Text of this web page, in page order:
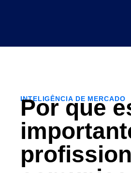
INTELIGÊNCIA DE MERCADO
Por que